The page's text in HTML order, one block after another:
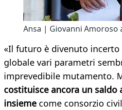
Ansa | Giovanni Amoroso
«Il futuro è divenuto incerto
globale vari parametri
imprevedibile mutamento.
costituisce ancora un saldo
insieme come consorzio